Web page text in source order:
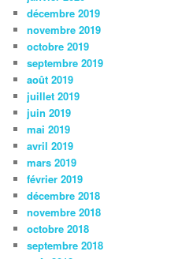
décembre 2019
novembre 2019
octobre 2019
septembre 2019
août 2019
juillet 2019
juin 2019
mai 2019
avril 2019
mars 2019
février 2019
décembre 2018
novembre 2018
octobre 2018
septembre 2018